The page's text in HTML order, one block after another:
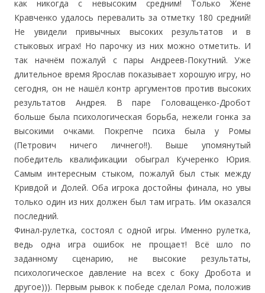
как никогда с невысоким средним! Только Жене
Кравченко удалось перевалить за отметку 180 средний!
Не увидели привычных высоких результатов и в
стыковых играх! Но парочку из них можно отметить. И
так начнём пожалуй с пары Андреев-Покутний. Уже
длительное время Ярослав показывает хорошую игру, но
сегодня, он не нашёл контр аргументов против высоких
результатов Андрея. В паре Головащенко-Дробот
больше была психологическая борьба, нежели гонка за
высокими очками. Покрепче психа была у Ромы
(Петрович ничего личнего!!). Выше упомянутый
победитель квалификации обыграл Кучеренко Юрия.
Самым интересным стыком, пожалуй был стык между
Кривдой и Долей. Оба игрока достойны финала, но увы
только один из них должен был там играть. Им оказался
последний.
Финал-рулетка, состоял с одной игры. Именно рулетка,
ведь одна игра ошибок не прощает! Всё шло по
заданному сценарию, не высокие результаты,
психологическое давление на всех с боку Дробота и
другое))). Первым рывок к победе сделал Рома, положив